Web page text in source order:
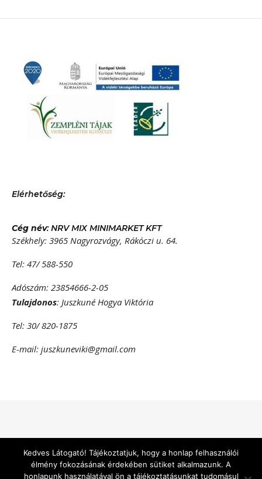
Elérhetőség:
Cég név: NRV MIX MINIMARKET KFT
Székhely: 3965 Nagyrozvágy, Rákóczi u. 64.
Tel: 47/ 588-550
Adószám: 23854666-2-05
Tulajdonos: Juszkuné Hogya Viktória
Tel: 30/ 820-1875
E-mail: juszkuneviki@gmail.com
Kedves Látogató! Tájékoztatjuk, hogy a honlap felhasználói
élmény fokozásának érdekében sütiket alkalmazunk. A
honlapunk használatával ön a tájékoztatásunkat tudomásul